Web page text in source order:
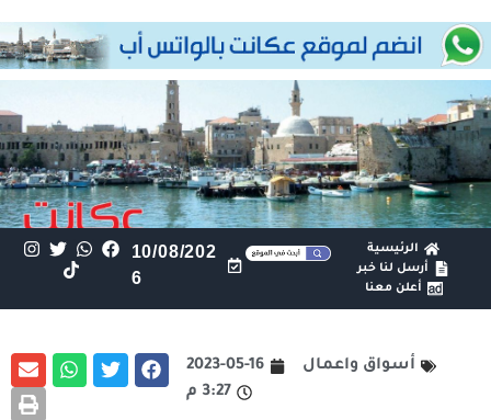
الرئيسية
أرسل لنا خبر
أعلن معنا
10/08/202
6
أسواق واعمال
2023-05-16
3:27 م